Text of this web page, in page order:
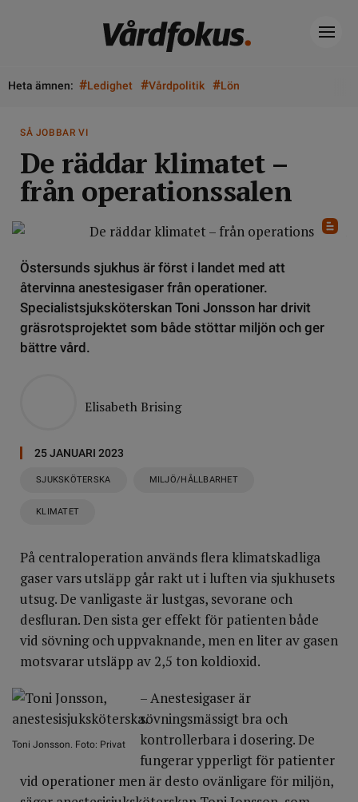
Heta ämnen: #Ledighet #Vårdpolitik #Lön
SÅ JOBBAR VI
De räddar klimatet –
från operationssalen
Östersunds sjukhus är först i landet med att
återvinna anestesigaser från operationer.
Specialistsjuksköterskan Toni Jonsson har drivit
gräsrotsprojektet som både stöttar miljön och ger
bättre vård.
Elisabeth Brising
25 JANUARI 2023
SJUKSKÖTERSKA MILJÖ/HÅLLBARHET
KLIMATET
På centraloperation används flera klimatskadliga
gaser vars utsläpp går rakt ut i luften via sjukhusets
utsug. De vanligaste är lustgas, sevorane och
desfluran. Den sista ger effekt för patienten både
vid sövning och uppvaknande, men en liter av gasen
motsvarar utsläpp av 2,5 ton koldioxid.
Toni Jonsson. Foto: Privat
– Anestesigaser är
sövningsmässigt bra och
kontrollerbara i dosering. De
fungerar ypperligt för patienter
vid operationer men är desto ovänligare för miljön,